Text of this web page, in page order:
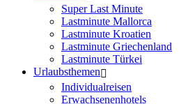
Super Last Minute
Lastminute Mallorca
Lastminute Kroatien
Lastminute Griechenland
Lastminute Türkei
Urlaubsthemen
Individualreisen
Erwachsenenhotels